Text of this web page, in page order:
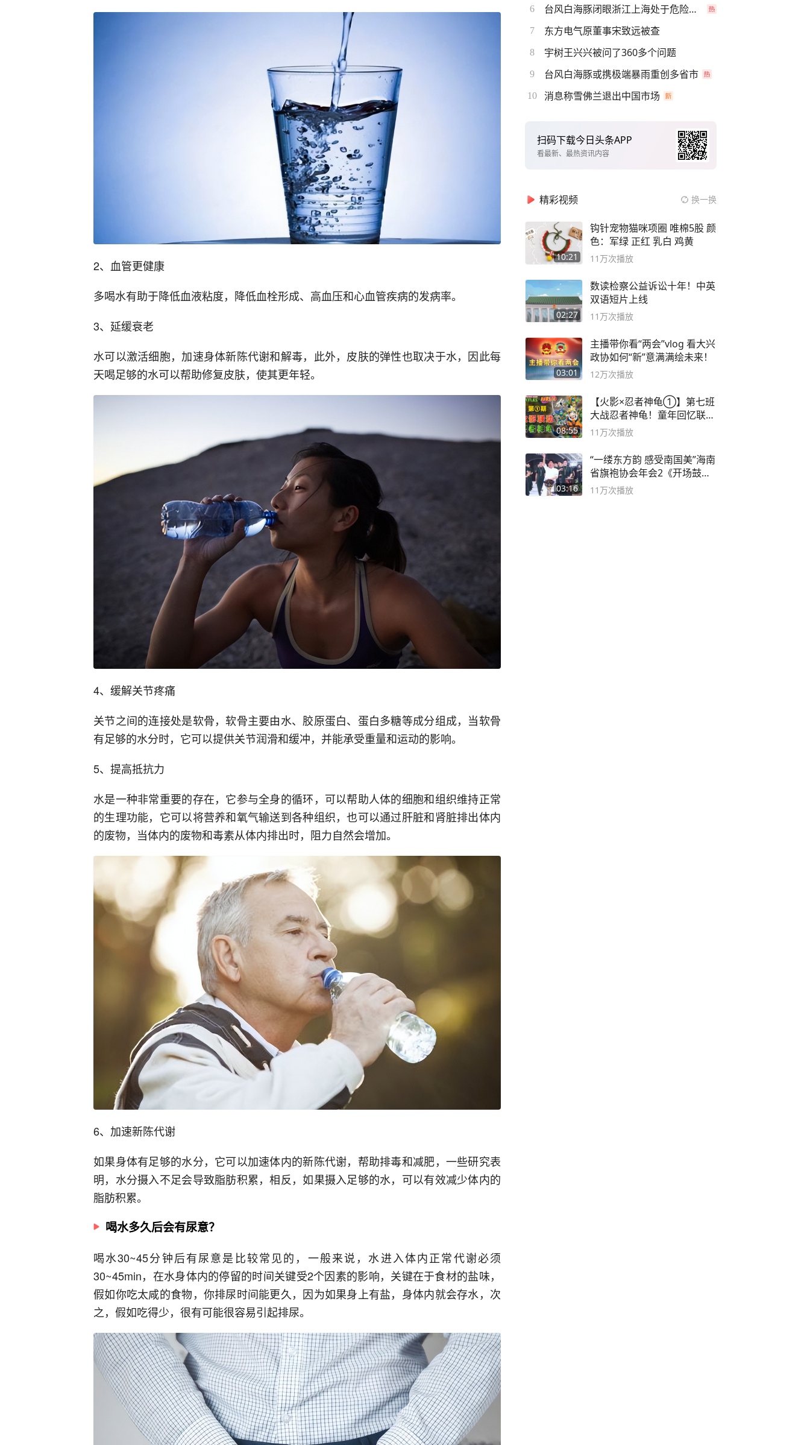
2、血管更健康
多喝水有助于降低血液粘度，降低血栓形成、高血压和心血管疾病的发病率。
3、延缓衰老
水可以激活细胞，加速身体新陈代谢和解毒，此外，皮肤的弹性也取决于水，因此每
天喝足够的水可以帮助修复皮肤，使其更年轻。
4、缓解关节疼痛
关节之间的连接处是软骨，软骨主要由水、胶原蛋白、蛋白多糖等成分组成，当软骨
有足够的水分时，它可以提供关节润滑和缓冲，并能承受重量和运动的影响。
5、提高抵抗力
水是一种非常重要的存在，它参与全身的循环，可以帮助人体的细胞和组织维持正常
的生理功能，它可以将营养和氧气输送到各种组织，也可以通过肝脏和肾脏排出体内
的废物，当体内的废物和毒素从体内排出时，阻力自然会增加。
6、加速新陈代谢
如果身体有足够的水分，它可以加速体内的新陈代谢，帮助排毒和减肥，一些研究表
明，水分摄入不足会导致脂肪积累，相反，如果摄入足够的水，可以有效减少体内的
脂肪积累。
喝水多久后会有尿意？
喝水30~45分钟后有尿意是比较常见的，一般来说，水进入体内正常代谢必须
30~45min，在水身体内的停留的时间关键受2个因素的影响，关键在于食材的盐味，
假如你吃太咸的食物，你排尿时间能更久，因为如果身上有盐，身体内就会存水，次
之，假如吃得少，很有可能很容易引起排尿。
6 台风白海豚闭眼浙江上海处于危险半圆
7 东方电气原董事宋致远被查
8 宇树王兴兴被问了360多个问题
9 台风白海豚或携极端暴雨重创多省市
10 消息称雪佛兰退出中国市场
扫码下载今日头条APP
看最新、最热资讯内容
精彩视频 换一换
10:21
钩针宠物猫咪项圈 唯棉5股 颜
色：军绿 正红 乳白 鸡黄
11万次播放
02:27
数读检察公益诉讼十年！中英
双语短片上线
11万次播放
03:01
主播带你看“两会”vlog 看大兴
政协如何“新”意满满绘未来！
12万次播放
08:55
【火影×忍者神龟①】第七班
大战忍者神龟！童年回忆联动
论武？
11万次播放
03:16
“一缕东方韵 感受南国美”海南
省旗袍协会年会2《开场鼓》
二团
11万次播放